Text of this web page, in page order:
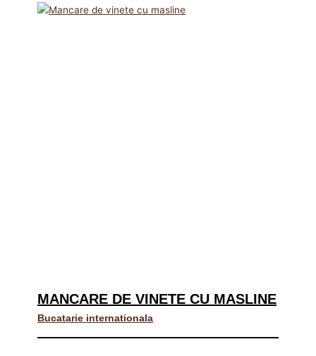
MANCARE DE VINETE CU MASLINE
Bucatarie internationala